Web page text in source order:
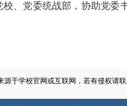
、党委统战部，协助党
源于学校官网或互联网，若有侵权请联